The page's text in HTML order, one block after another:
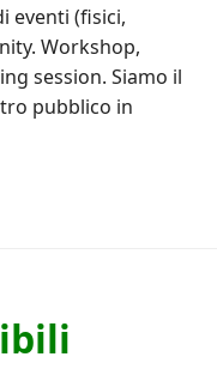
eventi (fisici,
Workshop,
session. Siamo il
pubblico in